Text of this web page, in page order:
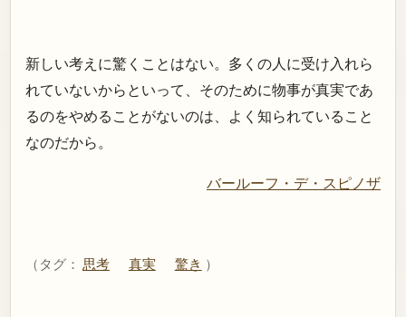
新しい考えに驚くことはない。多くの人に受け入れら
れていないからといって、そのために物事が真実であ
るのをやめることがないのは、よく知られていること
なのだから。
バールーフ・デ・スピノザ
（タグ： 思考 真実 驚き ）